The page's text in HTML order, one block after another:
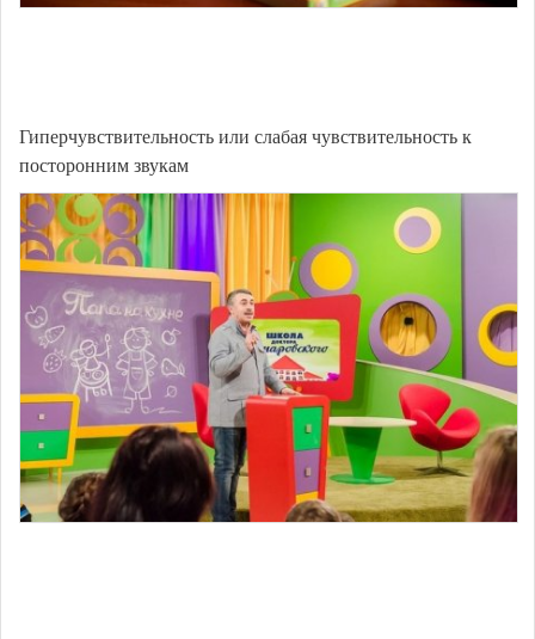
Гиперчувствительность или слабая чувствительность к
посторонним звукам